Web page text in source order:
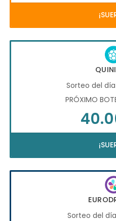
Sorteo del
PRÓXIMO
Sorteo del